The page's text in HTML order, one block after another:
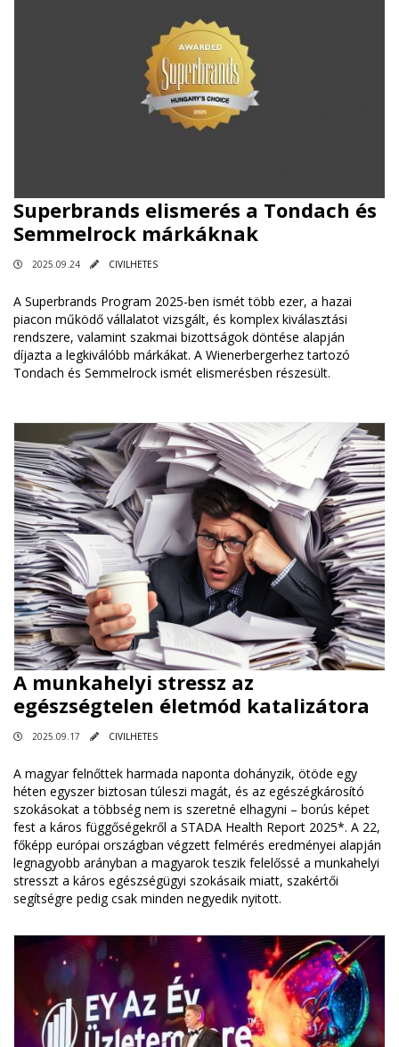
Superbrands elismerés a Tondach és
Semmelrock márkáknak
2025.09.24 CIVILHETES
A Superbrands Program 2025-ben ismét több ezer, a hazai
piacon működő vállalatot vizsgált, és komplex kiválasztási
rendszere, valamint szakmai bizottságok döntése alapján
díjazta a legkiválóbb márkákat. A Wienerbergerhez tartozó
Tondach és Semmelrock ismét elismerésben részesült.
A munkahelyi stressz az
egészségtelen életmód katalizátora
2025.09.17 CIVILHETES
A magyar felnőttek harmada naponta dohányzik, ötöde egy
héten egyszer biztosan túleszi magát, és az egészégkárosító
szokásokat a többség nem is szeretné elhagyni – borús képet
fest a káros függőségekről a STADA Health Report 2025*. A 22,
főképp európai országban végzett felmérés eredményei alapján
legnagyobb arányban a magyarok teszik felelőssé a munkahelyi
stresszt a káros egészségügyi szokásaik miatt, szakértői
segítségre pedig csak minden negyedik nyitott.